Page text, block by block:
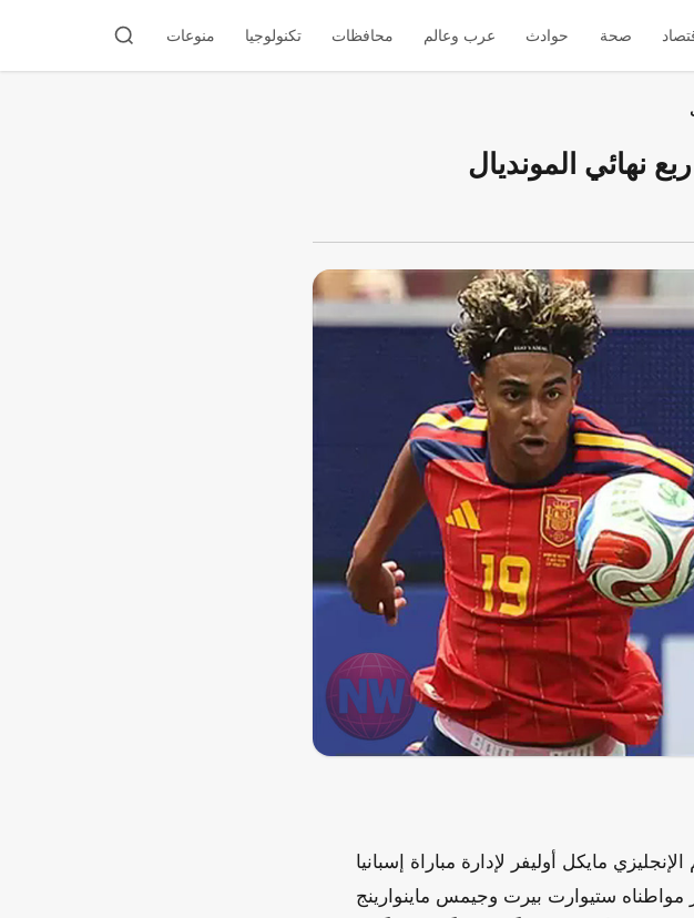
صحة حوادث عرب وعالم محافظات تكنولوجيا منوعات
نهائي المونديال
مايكل أوليفر لإدارة مباراة إسبانيا
من كأس العالم 2026. يعاون أوليفر مواطناه ستيوارت بيرت وجيمس ماينوارينج